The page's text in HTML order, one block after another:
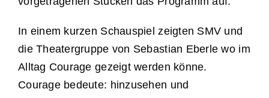
In einem kurzen Schauspiel zeigten SMV und
die Theatergruppe von Sebastian Eberle wo im
Alltag Courage gezeigt werden könne.
Courage bedeute: hinzusehen und